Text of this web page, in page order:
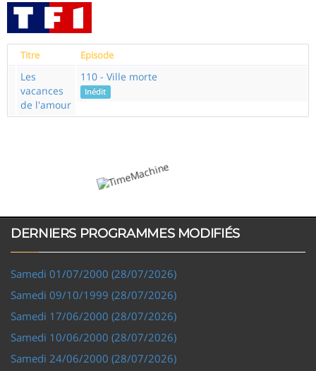
Titre Episode
Les
vacances
de l'amour
110 - Ville morte
Inédit
DERNIERS PROGRAMMES MODIFIÉS
Samedi 01/07/2000 (28/07/2026)
Samedi 09/10/1999 (28/07/2026)
Samedi 17/06/2000 (28/07/2026)
Samedi 10/06/2000 (28/07/2026)
Samedi 24/06/2000 (28/07/2026)